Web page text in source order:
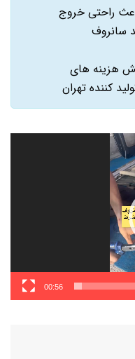
راحتی خروج
سانروف
هزینه های
کننده تهران
00:56